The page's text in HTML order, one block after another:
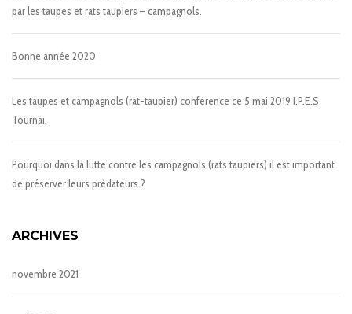
par les taupes et rats taupiers – campagnols.
Bonne année 2020
Les taupes et campagnols (rat-taupier) conférence ce 5 mai 2019 I.P.E.S
Tournai.
Pourquoi dans la lutte contre les campagnols (rats taupiers) il est important
de préserver leurs prédateurs ?
ARCHIVES
novembre 2021